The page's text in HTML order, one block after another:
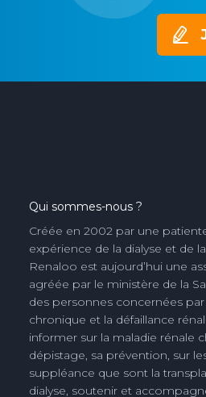
Qui sommes-nous ?
Créée en 2002 par une
expérience de la dialyse et de
Renaloo est aujourd’hui une
agréée par le ministère de la
des personnes concernées
chronique et la défaillance
informer sur la maladie rénale
dépistage, sa prévention, sur
suppléance que sont la
dialyse, soutenir et